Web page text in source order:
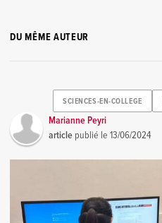
DU MÊME AUTEUR
SCIENCES-EN-COLLEGE
Marianne Peyri
article publié le13/06/2024